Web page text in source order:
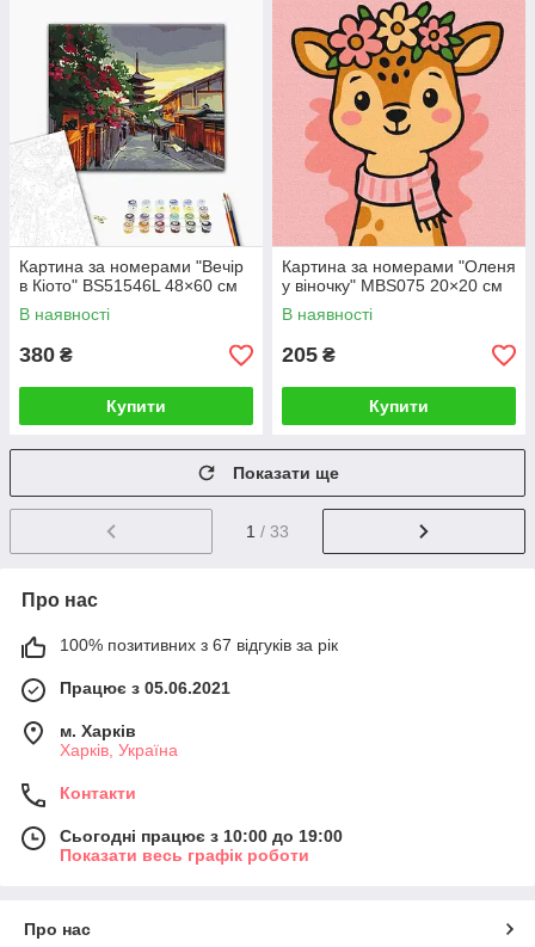
Картина за номерами "Вечір
в Кіото" BS51546L 48×60 см
В наявності
380 ₴
Купити
Картина за номерами "Оленя
у віночку" MBS075 20×20 см
В наявності
205 ₴
Купити
Показати ще
1 / 33
Про нас
100% позитивних з 67 відгуків за рік
Працює з 05.06.2021
м. Харків
Харків, Україна
Контакти
Сьогодні працює з 10:00 до 19:00
Показати весь графік роботи
Про нас